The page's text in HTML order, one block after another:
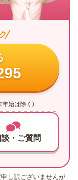
始は除く)
談・ご質問
し訳ございませんが